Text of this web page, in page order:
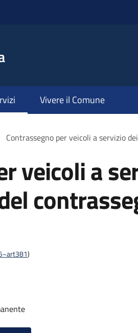
Vivere il Comune
Contrassegno per veicoli a servizio
veicoli a
)